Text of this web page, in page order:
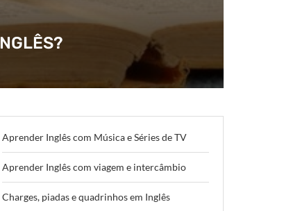
Aprender Inglês com Música e Séries de TV
Aprender Inglês com viagem e intercâmbio
Charges, piadas e quadrinhos em Inglês